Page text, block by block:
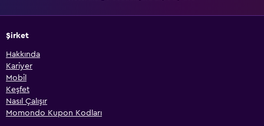
Şirket
Hakkında
Kariyer
Mobil
Keşfet
Nasıl Çalışır
Momondo Kupon Kodları